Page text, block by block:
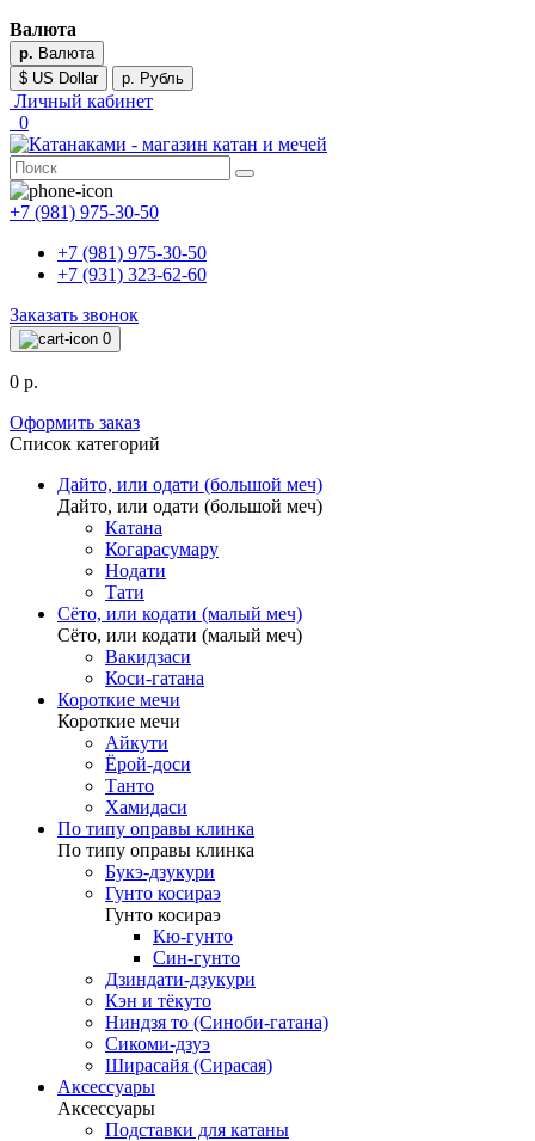
Валюта
р. Валюта
$ US Dollar
р. Рубль
Личный кабинет
0
+7 (981) 975-30-50
+7 (981) 975-30-50
+7 (931) 323-62-60
Заказать звонок
0
0 р.
Оформить заказ
Список категорий
Дайто, или одати (большой меч)
Дайто, или одати (большой меч)
Катана
Когарасумару
Нодати
Тати
Сёто, или кодати (малый меч)
Сёто, или кодати (малый меч)
Вакидзаси
Коси-гатана
Короткие мечи
Короткие мечи
Айкути
Ёрой-доси
Танто
Хамидаси
По типу оправы клинка
По типу оправы клинка
Букэ-дзукури
Гунто косираэ
Гунто косираэ
Кю-гунто
Син-гунто
Дзиндати-дзукури
Кэн и тёкуто
Ниндзя то (Синоби-гатана)
Сикоми-дзуэ
Ширасайя (Сирасая)
Аксессуары
Аксессуары
Подставки для катаны